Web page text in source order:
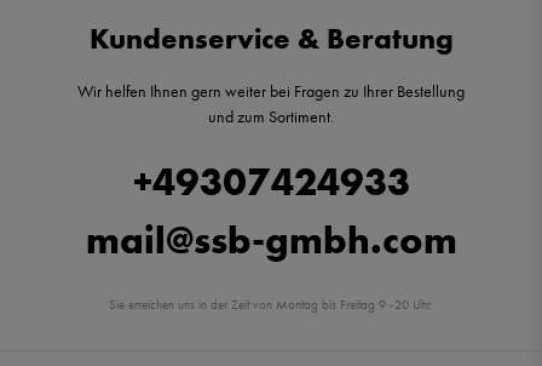
Kundenservice & Beratung
Wir helfen Ihnen gern weiter bei Fragen zu Ihrer Bestellung
und zum Sortiment.
+49307424933
mail@ssb-gmbh.com
Sie erreichen uns in der Zeit von Montag bis Freitag 9 -20 Uhr.